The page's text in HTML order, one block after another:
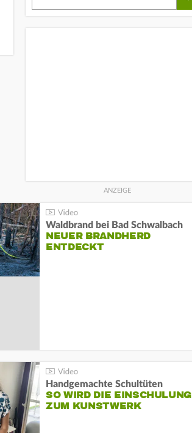
Waldbrand bei Bad Schwalbach
NEUER BRANDHERD
ENTDECKT
Handgemachte Schultüten
SO WIRD DIE EINSCHULUNG
ZUM KUNSTWERK